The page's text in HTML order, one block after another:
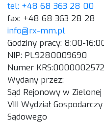
tel: +48 68 363 28 00
fax: +48 68 363 28 28
info@rx-mm.pl
Godziny pracy: 8:00-
NIP: PL9280009690
Numer KRS:0000002572
Wydany przez:
Sąd Rejonowy w Zielonej
VIII Wydział
Sądowego